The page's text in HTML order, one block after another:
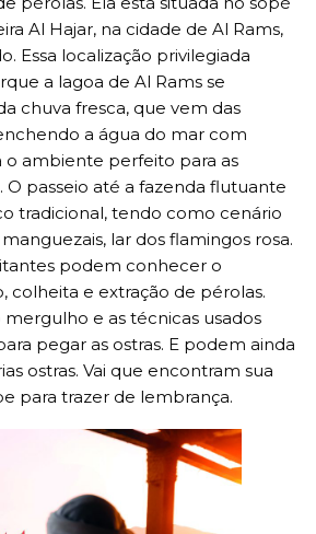
Al Hajar, na cidade de Al Rams,
Essa localização privilegiada
a lagoa de Al Rams se
chuva fresca, que vem das
a água do mar com
o ambiente perfeito para as
passeio até a fazenda flutuante
tradicional, tendo como cenário
lar dos flamingos rosa.
podem conhecer o
colheita e extração de pérolas.
e as técnicas usados
pegar as ostras. E podem ainda
ostras. Vai que encontram sua
para trazer de lembrança.